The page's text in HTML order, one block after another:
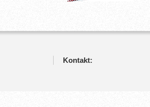
Kontakt: